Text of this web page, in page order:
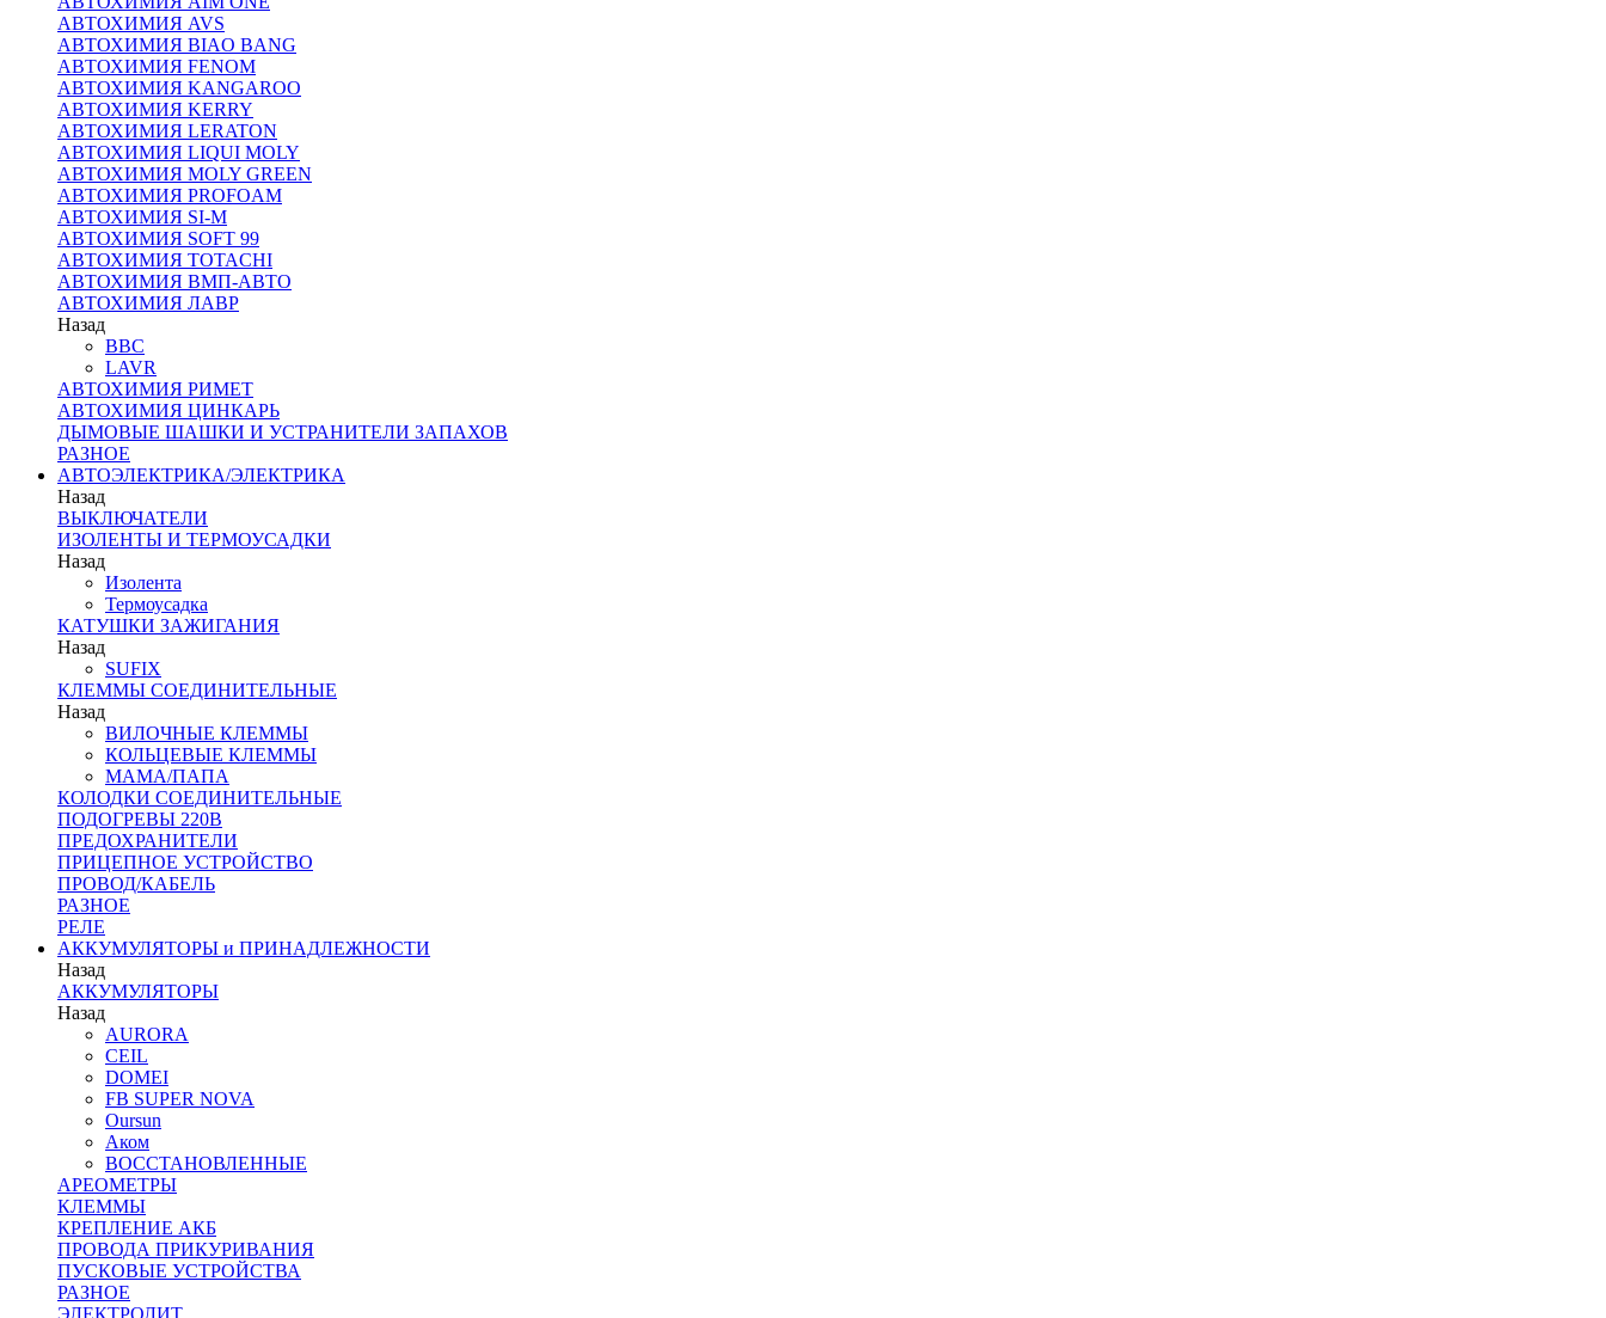
АВТОХИМИЯ AVS
АВТОХИМИЯ BIAO BANG
АВТОХИМИЯ FENOM
АВТОХИМИЯ KANGAROO
АВТОХИМИЯ KERRY
АВТОХИМИЯ LERATON
АВТОХИМИЯ LIQUI MOLY
АВТОХИМИЯ MOLY GREEN
АВТОХИМИЯ PROFOAM
АВТОХИМИЯ SI-M
АВТОХИМИЯ SOFT 99
АВТОХИМИЯ TOTACHI
АВТОХИМИЯ ВМП-АВТО
АВТОХИМИЯ ЛАВР
Назад
BBC
LAVR
АВТОХИМИЯ РИМЕТ
АВТОХИМИЯ ЦИНКАРЬ
ДЫМОВЫЕ ШАШКИ И УСТРАНИТЕЛИ ЗАПАХОВ
РАЗНОЕ
АВТОЭЛЕКТРИКА/ЭЛЕКТРИКА
Назад
ВЫКЛЮЧАТЕЛИ
ИЗОЛЕНТЫ И ТЕРМОУСАДКИ
Назад
Изолента
Термоусадка
КАТУШКИ ЗАЖИГАНИЯ
Назад
SUFIX
КЛЕММЫ СОЕДИНИТЕЛЬНЫЕ
Назад
ВИЛОЧНЫЕ КЛЕММЫ
КОЛЬЦЕВЫЕ КЛЕММЫ
МАМА/ПАПА
КОЛОДКИ СОЕДИНИТЕЛЬНЫЕ
ПОДОГРЕВЫ 220В
ПРЕДОХРАНИТЕЛИ
ПРИЦЕПНОЕ УСТРОЙСТВО
ПРОВОД/КАБЕЛЬ
РАЗНОЕ
РЕЛЕ
АККУМУЛЯТОРЫ и ПРИНАДЛЕЖНОСТИ
Назад
АККУМУЛЯТОРЫ
Назад
AURORA
CEIL
DOMEI
FB SUPER NOVA
Oursun
Аком
ВОССТАНОВЛЕННЫЕ
АРЕОМЕТРЫ
КЛЕММЫ
КРЕПЛЕНИЕ АКБ
ПРОВОДА ПРИКУРИВАНИЯ
ПУСКОВЫЕ УСТРОЙСТВА
РАЗНОЕ
ЭЛЕКТРОЛИТ